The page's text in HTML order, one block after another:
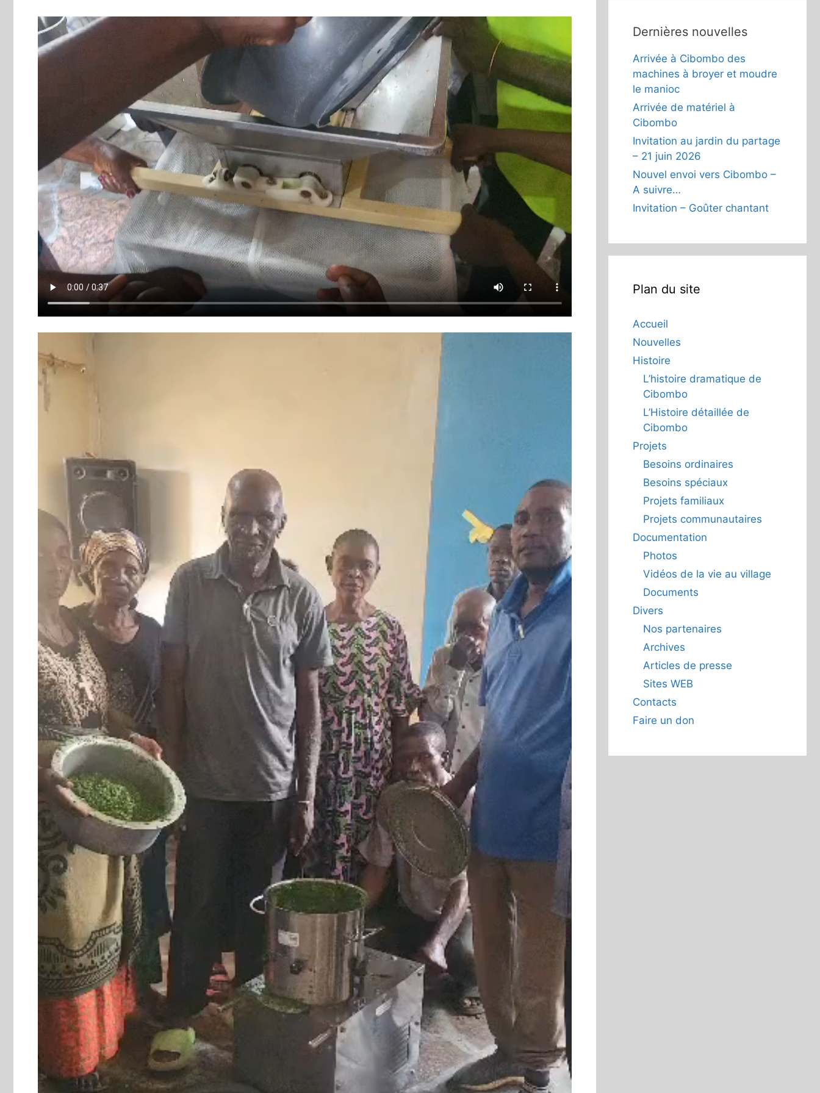
Dernières nouvelles
Arrivée à Cibombo des
machines à broyer et moudre
le manioc
Arrivée de matériel à
Cibombo
Invitation au jardin du partage
– 21 juin 2026
Nouvel envoi vers Cibombo –
A suivre…
Invitation – Goûter chantant
Plan du site
Accueil
Nouvelles
Histoire
L’histoire dramatique de
Cibombo
L’Histoire détaillée de
Cibombo
Projets
Besoins ordinaires
Besoins spéciaux
Projets familiaux
Projets communautaires
Documentation
Photos
Vidéos de la vie au village
Documents
Divers
Nos partenaires
Archives
Articles de presse
Sites WEB
Contacts
Faire un don